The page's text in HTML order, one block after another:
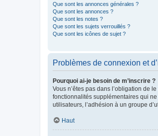
Que sont les annonces générales ?
Que sont les annonces ?
Que sont les notes ?
Que sont les sujets verrouillés ?
Que sont les icônes de sujet ?
Problèmes de connexion et
Pourquoi ai-je besoin de m’inscrire ?
Vous n’êtes pas dans l’obligation de
fonctionnalités supplémentaires qui
utilisateurs, l’adhésion à un groupe
Haut